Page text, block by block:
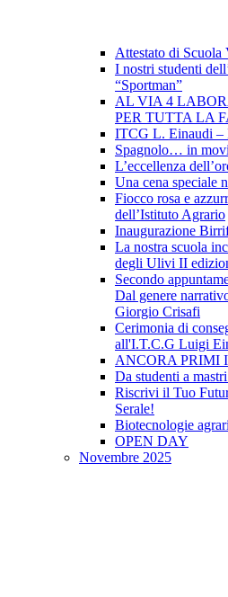
Attestato di Scuola
I nostri studenti
“Sportman”
AL VIA 4
PER TUTTA LA
ITCG L. Einaudi –
Spagnolo… in
L’eccellenza
Una cena speciale
Fiocco rosa e
dell’Istituto Agrario
Inaugurazione
La nostra scuola
degli Ulivi II
Secondo
Dal genere
Giorgio Crisafi
Cerimonia di
all'I.T.C.G Luigi
ANCORA PRIMI
Da studenti a
Riscrivi il Tuo
Serale!
Biotecnologie
OPEN DAY
Novembre 2025